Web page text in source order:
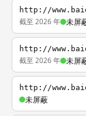
http://
截至 2026 年 未屏
http://
截至 2026 年 未屏
http://
未屏蔽